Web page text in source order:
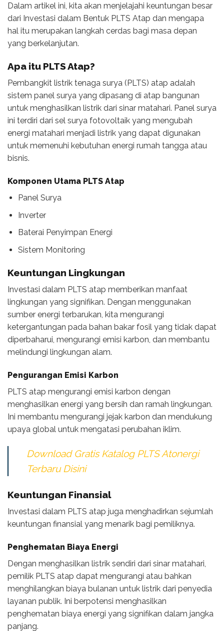
Dalam artikel ini, kita akan menjelajahi keuntungan besar
dari Investasi dalam Bentuk PLTS Atap dan mengapa
hal itu merupakan langkah cerdas bagi masa depan
yang berkelanjutan.
Apa itu PLTS Atap?
Pembangkit listrik tenaga surya (PLTS) atap adalah
sistem panel surya yang dipasang di atap bangunan
untuk menghasilkan listrik dari sinar matahari. Panel surya
ini terdiri dari sel surya fotovoltaik yang mengubah
energi matahari menjadi listrik yang dapat digunakan
untuk memenuhi kebutuhan energi rumah tangga atau
bisnis.
Komponen Utama PLTS Atap
Panel Surya
Inverter
Baterai Penyimpan Energi
Sistem Monitoring
Keuntungan Lingkungan
Investasi dalam PLTS atap memberikan manfaat
lingkungan yang signifikan. Dengan menggunakan
sumber energi terbarukan, kita mengurangi
ketergantungan pada bahan bakar fosil yang tidak dapat
diperbaharui, mengurangi emisi karbon, dan membantu
melindungi lingkungan alam.
Pengurangan Emisi Karbon
PLTS atap mengurangi emisi karbon dengan
menghasilkan energi yang bersih dan ramah lingkungan.
Ini membantu mengurangi jejak karbon dan mendukung
upaya global untuk mengatasi perubahan iklim.
Download Gratis Katalog PLTS Atonergi
Terbaru Disini
Keuntungan Finansial
Investasi dalam PLTS atap juga menghadirkan sejumlah
keuntungan finansial yang menarik bagi pemiliknya.
Penghematan Biaya Energi
Dengan menghasilkan listrik sendiri dari sinar matahari,
pemilik PLTS atap dapat mengurangi atau bahkan
menghilangkan biaya bulanan untuk listrik dari penyedia
layanan publik. Ini berpotensi menghasilkan
penghematan biaya energi yang signifikan dalam jangka
panjang.